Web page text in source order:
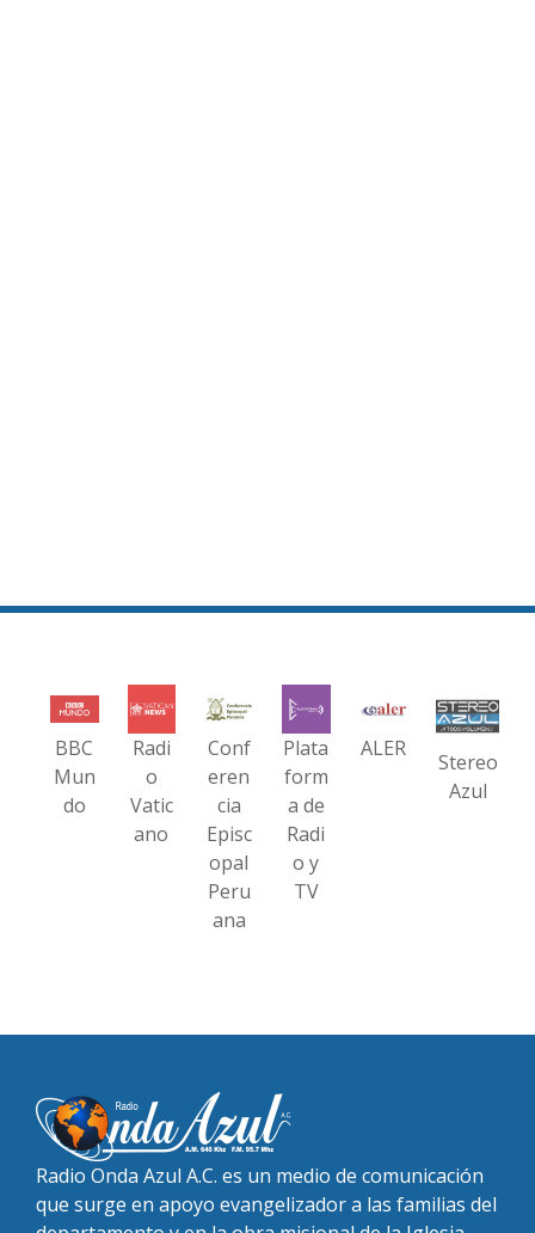
BBC
Mun
do
Radi
o
Vatic
ano
Conf
eren
cia
Episc
opal
Peru
ana
Plata
form
a de
Radi
o y
TV
ALER
Stereo
Azul
Radio Onda Azul A.C. es un medio de comunicación
que surge en apoyo evangelizador a las familias del